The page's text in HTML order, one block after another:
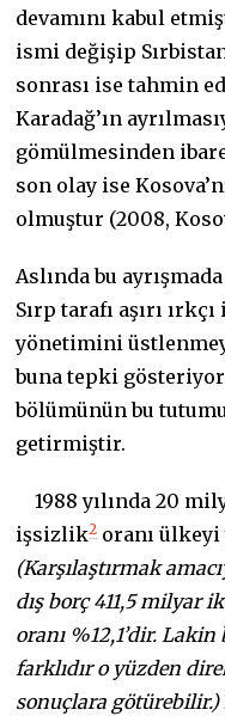
devamını kabul
ismi değişip
sonrası ise tahmin
Karadağ’ın
gömülmesinden
son olay ise
olmuştur (2008,
Aslında bu
Sırp tarafı aşırı
yönetimini
buna tepki
bölümünün bu
getirmiştir.
1988 yılında 20
işsizlik2 oranı
(Karşılaştırmak
dış borç 411,5 milyar
oranı %12,1’dir.
farklıdır o yüzden
sonuçlara götürebilir.)